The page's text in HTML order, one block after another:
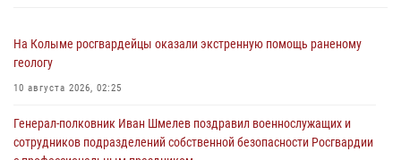
На Колыме росгвардейцы оказали экстренную помощь раненому
геологу
10 августа 2026, 02:25
Генерал-полковник Иван Шмелев поздравил военнослужащих и
сотрудников подразделений собственной безопасности Росгвардии